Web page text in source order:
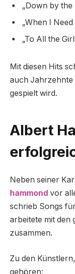
„Down by the
„When I Need
„To All the
Mit diesen Hits
auch Jahrzehnte
gespielt wird.
Albert
Neben seiner
hammond vor
schrieb Songs
arbeitete mit den
zusammen.
Zu den
gehören: